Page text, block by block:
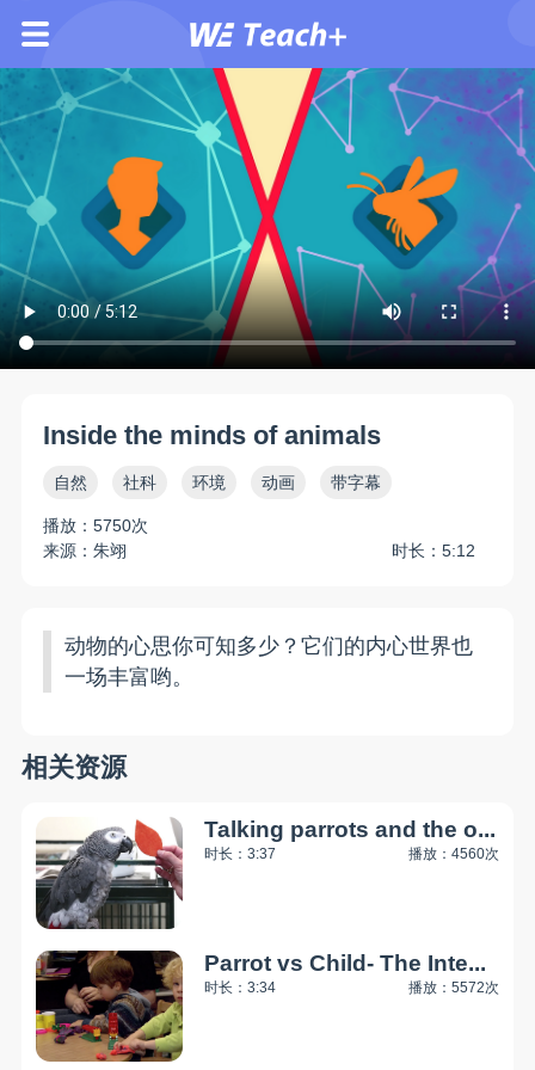
Inside the minds of animals
自然 社科 环境 动画 带字幕
播放：5750次
来源：朱翊
时长：5:12
动物的心思你可知多少？它们的内心世界也
一场丰富哟。
相关资源
Talking parrots and the o...
时长：3:37 播放：4560次
Parrot vs Child- The Inte...
时长：3:34 播放：5572次